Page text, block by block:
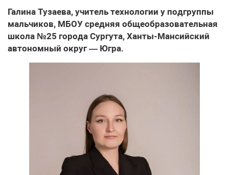
Галина Тузаева, учитель технологии у подгруппы
мальчиков, МБОУ средняя общеобразовательная
школа №25 города Сургута, Ханты-Мансийский
автономный округ — Югра.